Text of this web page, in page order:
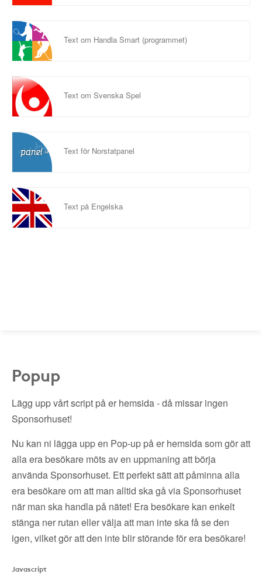
Text om Handla Smart (programmet)
Text om Svenska Spel
Text för Norstatpanel
Text på Engelska
Popup
Lägg upp vårt script på er hemsida - då missar ingen
Sponsorhuset!
Nu kan ni lägga upp en Pop-up på er hemsida som gör att
alla era besökare möts av en uppmaning att börja
använda Sponsorhuset. Ett perfekt sätt att påminna alla
era besökare om att man alltid ska gå via Sponsorhuset
när man ska handla på nätet! Era besökare kan enkelt
stänga ner rutan eller välja att man inte ska få se den
igen, vilket gör att den inte blir störande för era besökare!
Javascript